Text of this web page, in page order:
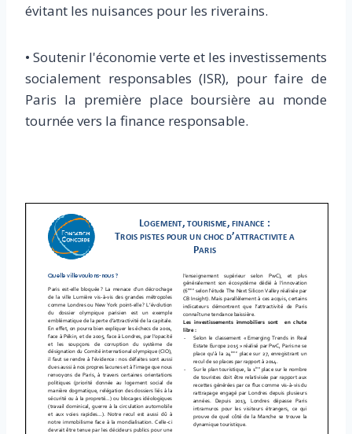
évitant les nuisances pour les riverains.
• Soutenir l'économie verte et les investissements
socialement responsables (ISR), pour faire de
Paris la première place boursière au monde
tournée vers la finance responsable.